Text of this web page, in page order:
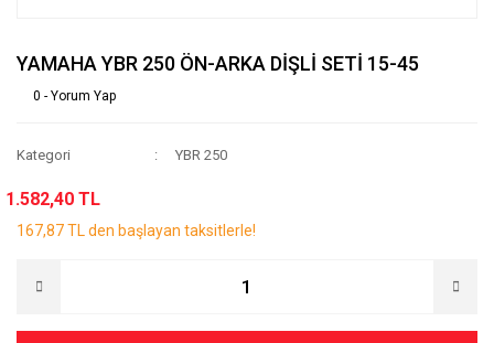
YAMAHA YBR 250 ÖN-ARKA DİŞLİ SETİ 15-45
0 - Yorum Yap
Kategori YBR 250
1.582,40 TL
167,87 TL den başlayan taksitlerle!